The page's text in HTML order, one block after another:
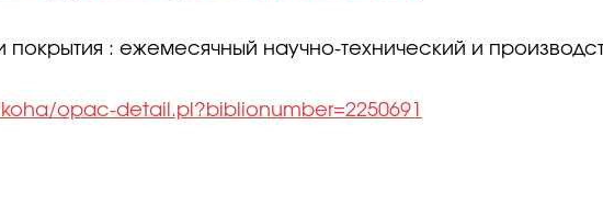
покрытия : ежемесячный научно-технический и
opac-detail.pl?biblionumber=2250691